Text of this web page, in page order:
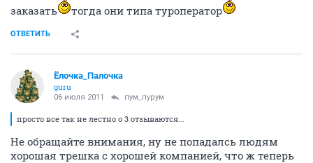
заказать
тогда они типа туроператор
ОТВЕТИТЬ
Ёлочка_Палочка
guru
06 июля 2011 пум_пурум
просто все так не лестно о 3 отзываются...
Не обращайте внимания, ну не попадалсь людям
хорошая трешка с хорошей компанией, что ж теперь